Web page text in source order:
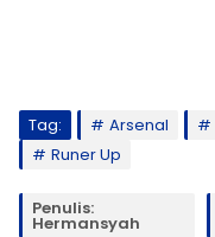
Tag: Arsenal
Runer Up
Penulis:
Hermansyah